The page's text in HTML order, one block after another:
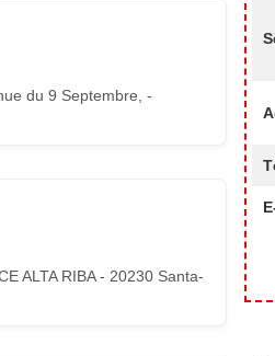
du 9 Septembre, -
ALTA RIBA - 20230 Santa-